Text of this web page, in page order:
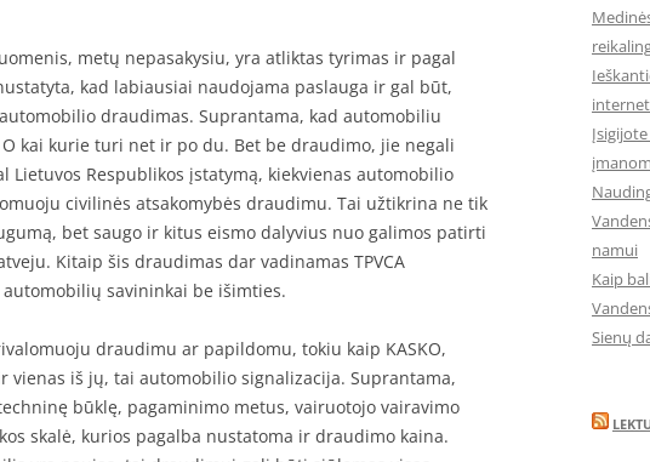
metų nepasakysiu, yra atliktas tyrimas ir pagal
kad labiausiai naudojama paslauga ir gal būt,
draudimas. Suprantama, kad automobiliu
kai kurie turi net ir po du. Bet be draudimo, jie negali
Lietuvos Respublikos įstatymą, kiekvienas automobilio
civilinės atsakomybės draudimu. Tai užtikrina ne tik
bet saugo ir kitus eismo dalyvius nuo galimos patirti
Kitaip šis draudimas dar vadinamas TPVCA
savininkai be išimties.
draudimu ar papildomu, tokiu kaip KASKO,
vienas iš jų, tai automobilio signalizacija. Suprantama,
būklę, pagaminimo metus, vairuotojo vairavimo
skalė, kurios pagalba nustatoma ir draudimo kaina.
namui
Kaip
Sienų